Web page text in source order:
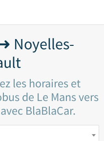
Noyelles-
les horaires et
de Le Mans vers
BlaBlaCar.